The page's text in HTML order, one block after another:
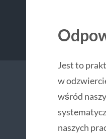
Jest to
w
wśród
naszych